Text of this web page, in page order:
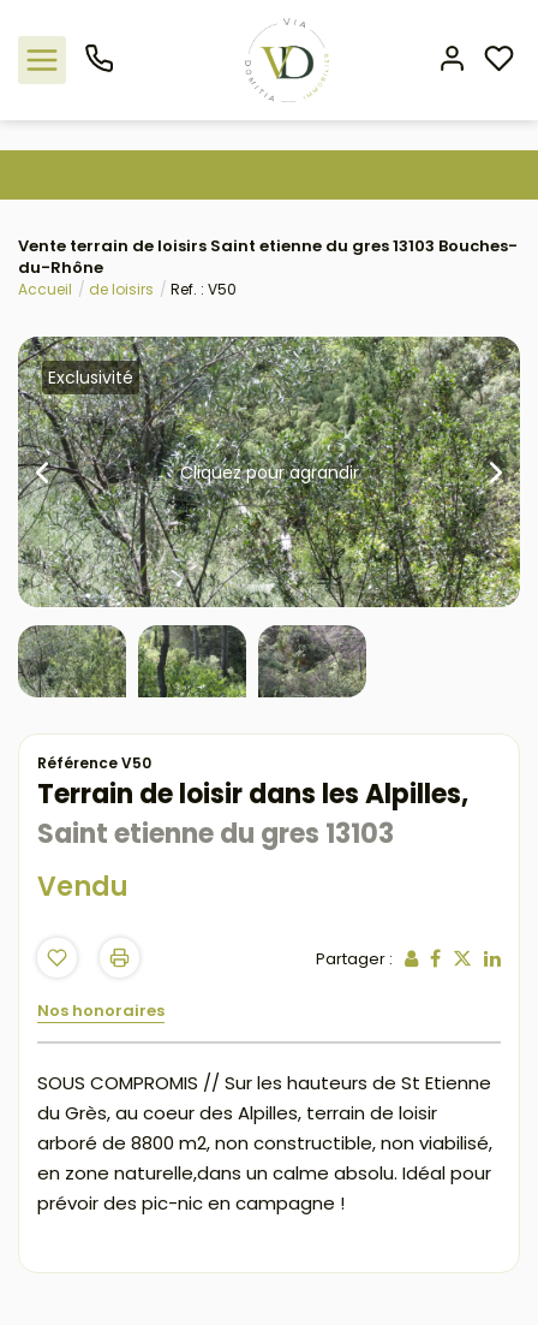
Nos offres
L'agence
Estimation
Avis clients
Vente terrain de loisirs Saint etienne du gres 13103 Bouches-
du-Rhône
Accueil de loisirs Ref. : V50
Exclusivité
Cliquez pour agrandir
Référence V50
Terrain de loisir dans les Alpilles,
Saint etienne du gres 13103
Vendu
Partager :
Nos honoraires
SOUS COMPROMIS // Sur les hauteurs de St Etienne
du Grès, au coeur des Alpilles, terrain de loisir
arboré de 8800 m2, non constructible, non viabilisé,
en zone naturelle,dans un calme absolu. Idéal pour
prévoir des pic-nic en campagne !